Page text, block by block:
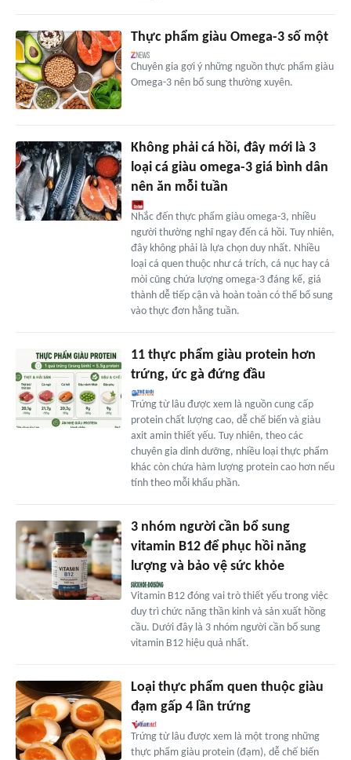
Thực phẩm giàu Omega-3 số một
Chuyên gia gợi ý những nguồn thực phẩm giàu
Omega-3 nên bổ sung thường xuyên.
Không phải cá hồi, đây mới là 3
loại cá giàu omega-3 giá bình dân
nên ăn mỗi tuần
Nhắc đến thực phẩm giàu omega-3, nhiều
người thường nghĩ ngay đến cá hồi. Tuy nhiên,
đây không phải là lựa chọn duy nhất. Nhiều
loại cá quen thuộc như cá trích, cá nục hay cá
mòi cũng chứa lượng omega-3 đáng kể, giá
thành dễ tiếp cận và hoàn toàn có thể bổ sung
vào thực đơn hằng tuần.
11 thực phẩm giàu protein hơn
trứng, ức gà đứng đầu
Trứng từ lâu được xem là nguồn cung cấp
protein chất lượng cao, dễ chế biến và giàu
axit amin thiết yếu. Tuy nhiên, theo các
chuyên gia dinh dưỡng, nhiều loại thực phẩm
khác còn chứa hàm lượng protein cao hơn nếu
tính theo mỗi khẩu phần.
3 nhóm người cần bổ sung
vitamin B12 để phục hồi năng
lượng và bảo vệ sức khỏe
Vitamin B12 đóng vai trò thiết yếu trong việc
duy trì chức năng thần kinh và sản xuất hồng
cầu. Dưới đây là 3 nhóm người cần bổ sung
vitamin B12 hiệu quả nhất.
Loại thực phẩm quen thuộc giàu
đạm gấp 4 lần trứng
Trứng từ lâu được xem là một trong những
thực phẩm giàu protein (đạm), dễ chế biến